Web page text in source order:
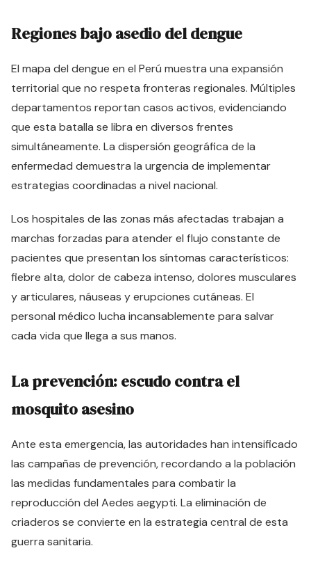
Regiones bajo asedio del dengue
El mapa del dengue en el Perú muestra una expansión
territorial que no respeta fronteras regionales. Múltiples
departamentos reportan casos activos, evidenciando
que esta batalla se libra en diversos frentes
simultáneamente. La dispersión geográfica de la
enfermedad demuestra la urgencia de implementar
estrategias coordinadas a nivel nacional.
Los hospitales de las zonas más afectadas trabajan a
marchas forzadas para atender el flujo constante de
pacientes que presentan los síntomas característicos:
fiebre alta, dolor de cabeza intenso, dolores musculares
y articulares, náuseas y erupciones cutáneas. El
personal médico lucha incansablemente para salvar
cada vida que llega a sus manos.
La prevención: escudo contra el
mosquito asesino
Ante esta emergencia, las autoridades han intensificado
las campañas de prevención, recordando a la población
las medidas fundamentales para combatir la
reproducción del Aedes aegypti. La eliminación de
criaderos se convierte en la estrategia central de esta
guerra sanitaria.